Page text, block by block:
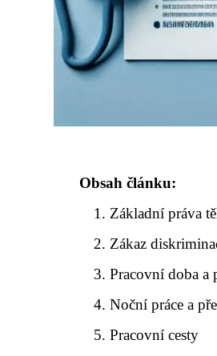
Obsah článku:
Základní práva
Zákaz
Pracovní doba a
Noční práce a
Pracovní cesty